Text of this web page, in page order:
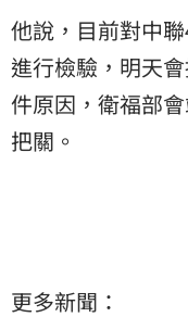
他說，目前對中
進行檢驗，明天
件原因，衛福部
把關。
更多新聞：